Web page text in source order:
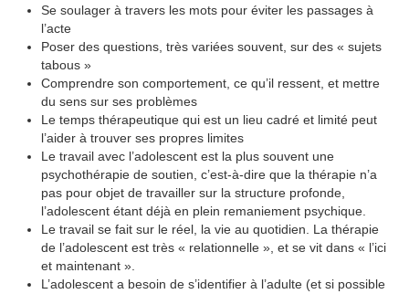
Se soulager à travers les mots pour éviter les passages à
l’acte
Poser des questions, très variées souvent, sur des « sujets
tabous »
Comprendre son comportement, ce qu’il ressent, et mettre
du sens sur ses problèmes
Le temps thérapeutique qui est un lieu cadré et limité peut
l’aider à trouver ses propres limites
Le travail avec l’adolescent est la plus souvent une
psychothérapie de soutien, c’est-à-dire que la thérapie n’a
pas pour objet de travailler sur la structure profonde,
l’adolescent étant déjà en plein remaniement psychique.
Le travail se fait sur le réel, la vie au quotidien. La thérapie
de l’adolescent est très « relationnelle », et se vit dans « l’ici
et maintenant ».
L’adolescent a besoin de s’identifier à l’adulte (et si possible